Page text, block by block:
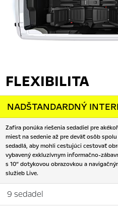
FLEXIBILITA
NADŠTANDARDNÝ
Zafira ponúka riešenia sedadiel pre
miest na sedenie až pre deväť osôb
sedadlá, aby mohli cestujúci cestovať
vybavený exkluzívnym informačno-
s 10“ dotykovou obrazovkou a
služieb Live.
9 sedadel